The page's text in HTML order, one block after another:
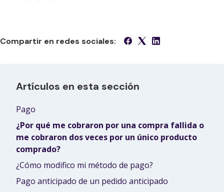
Compartir en redes sociales:
Artículos en esta sección
Pago
¿Por qué me cobraron por una compra fallida o
me cobraron dos veces por un único producto
comprado?
¿Cómo modifico mi método de pago?
Pago anticipado de un pedido anticipado